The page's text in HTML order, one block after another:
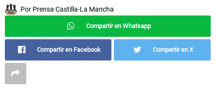
Por Prensa Castilla-La Mancha
Compartir en Whatsapp
Compartir en Facebook Compartir en X